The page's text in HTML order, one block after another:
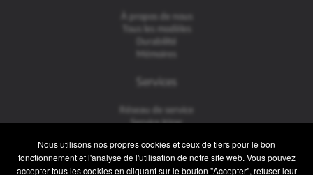
Nous utilisons nos propres cookies et ceux de tiers pour le bon
fonctionnement et l'analyse de l'utilisation de notre site web. Vous pouvez
accepter tous les cookies en cliquant sur le bouton "Accepter", refuser leur
À propos de nous
Tous les modèles
Durabilité
Mémoires
Services
Réseau de service
Service Irizar
Usés